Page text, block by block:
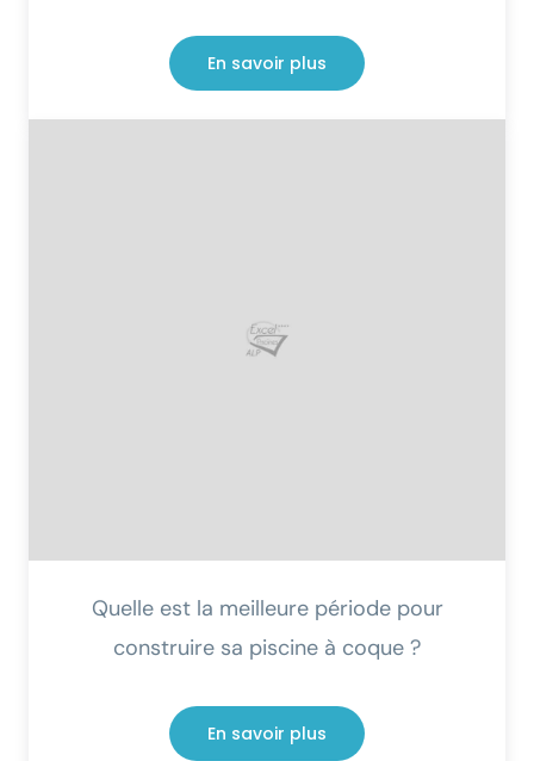
En savoir plus
Quelle est la meilleure période pour
construire sa piscine à coque ?
En savoir plus